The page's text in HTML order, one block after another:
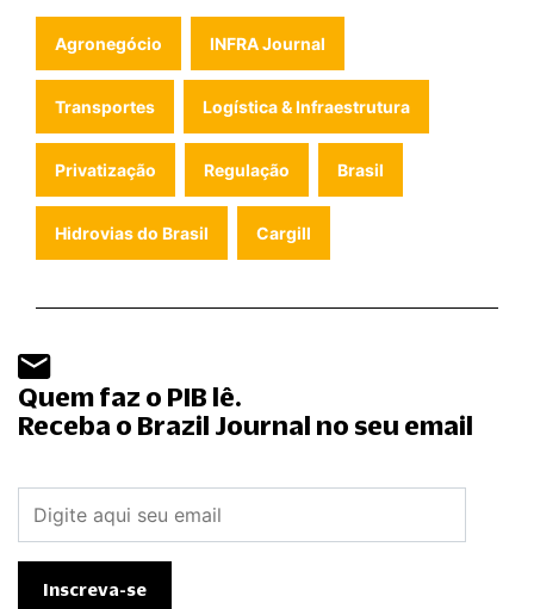
Agronegócio INFRA Journal
Transportes Logística & Infraestrutura
Privatização Regulação Brasil
Hidrovias do Brasil Cargill
Quem faz o PIB lê.
Receba o Brazil Journal no seu email